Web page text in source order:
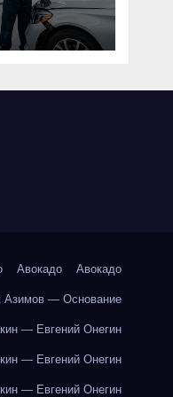
Авокадо Авокадо
Азимов — Основание
— Евгений Онегин
— Евгений Онегин
— Евгений Онегин